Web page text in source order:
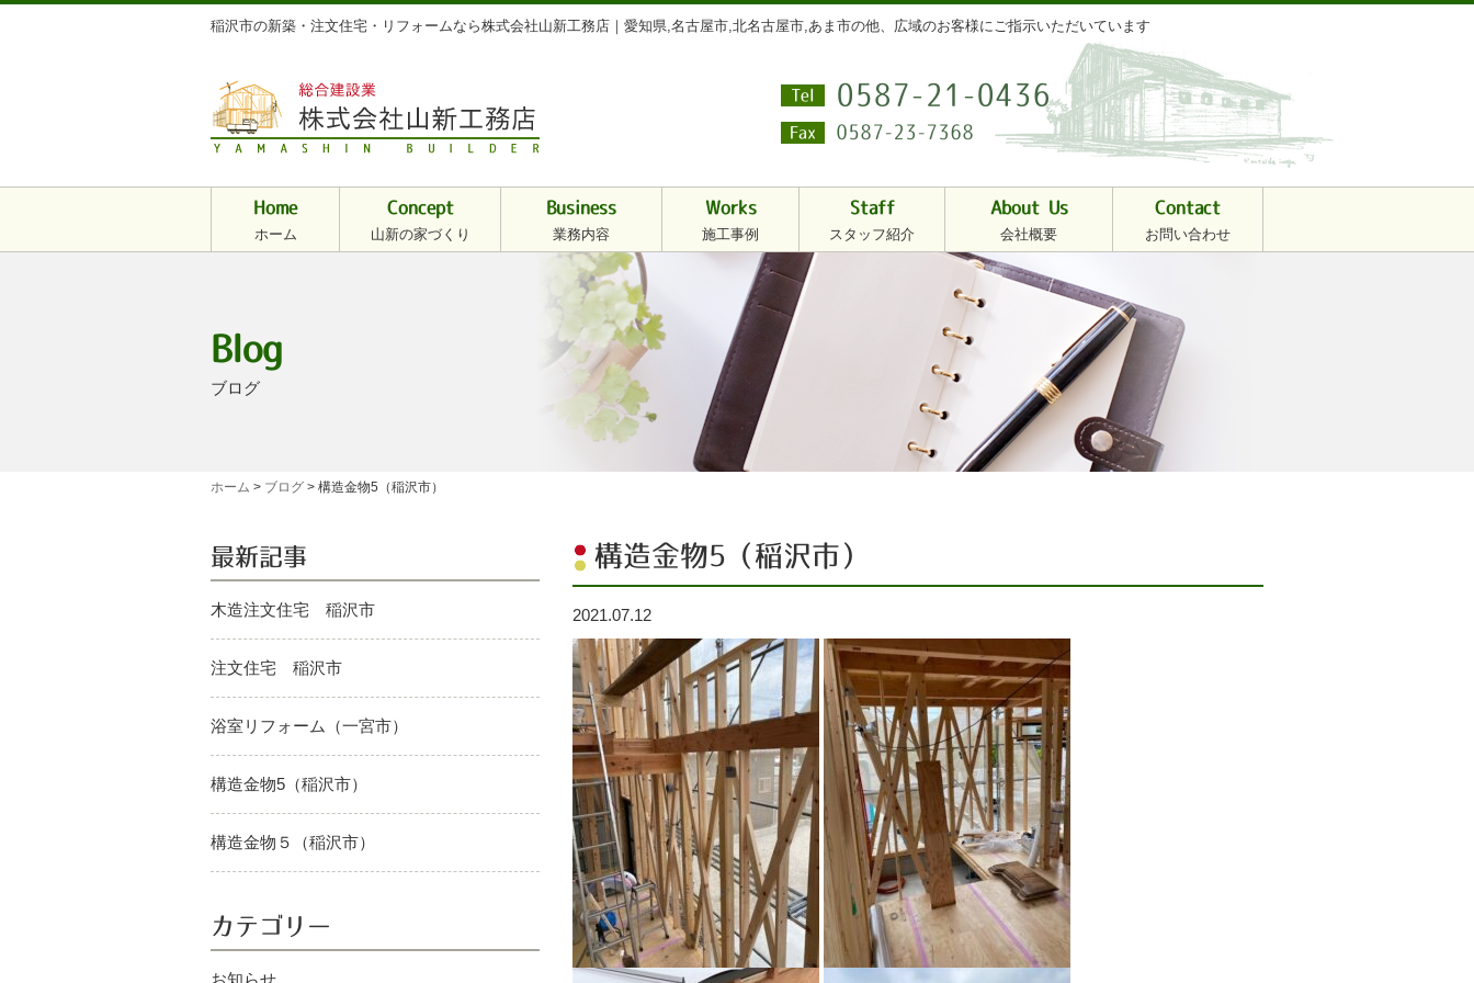
稲沢市の新築・注文住宅・リフォームなら株式会社山新工務店｜愛知県,名古屋市,北名古屋市,あま市の他、広域のお客様にご指示いただいています
Tel 0587-21-0436
Fax 0587-23-7368
Home
ホーム
Concept
山新の家づくり
Business
業務内容
Works
施工事例
Staff
スタッフ紹介
About Us
会社概要
Contact
お問い合わせ
Blog
ブログ
ホーム > ブログ > 構造金物5（稲沢市）
構造金物5（稲沢市）
2021.07.12
最新記事
木造注文住宅 稲沢市
注文住宅 稲沢市
浴室リフォーム（一宮市）
構造金物5（稲沢市）
構造金物５（稲沢市）
カテゴリー
お知らせ